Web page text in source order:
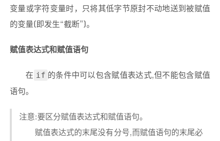
变量或字符变量时，只将其低字节原封不动地送到被赋值
的变量(即发生“截断”)。
赋值表达式和赋值语句
在 if 的条件中可以包含赋值表达式,但不能包含赋值
语句。
注意:要区分赋值表达式和赋值语句。
赋值表达式的末尾没有分号,而赋值语句的末尾必